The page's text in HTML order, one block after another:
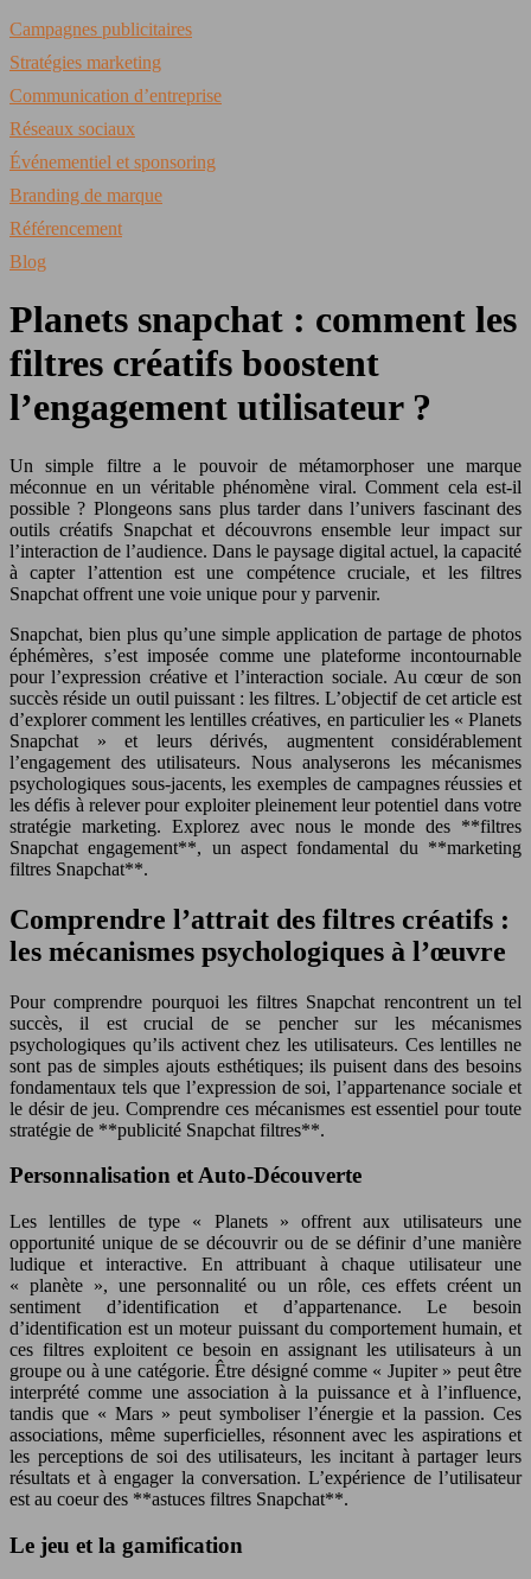
Campagnes publicitaires
Stratégies marketing
Communication d’entreprise
Réseaux sociaux
Événementiel et sponsoring
Branding de marque
Référencement
Blog
Planets snapchat : comment les
filtres créatifs boostent
l’engagement utilisateur ?
Un simple filtre a le pouvoir de métamorphoser une marque
méconnue en un véritable phénomène viral. Comment cela est-il
possible ? Plongeons sans plus tarder dans l’univers fascinant des
outils créatifs Snapchat et découvrons ensemble leur impact sur
l’interaction de l’audience. Dans le paysage digital actuel, la capacité
à capter l’attention est une compétence cruciale, et les filtres
Snapchat offrent une voie unique pour y parvenir.
Snapchat, bien plus qu’une simple application de partage de photos
éphémères, s’est imposée comme une plateforme incontournable
pour l’expression créative et l’interaction sociale. Au cœur de son
succès réside un outil puissant : les filtres. L’objectif de cet article est
d’explorer comment les lentilles créatives, en particulier les « Planets
Snapchat » et leurs dérivés, augmentent considérablement
l’engagement des utilisateurs. Nous analyserons les mécanismes
psychologiques sous-jacents, les exemples de campagnes réussies et
les défis à relever pour exploiter pleinement leur potentiel dans votre
stratégie marketing. Explorez avec nous le monde des **filtres
Snapchat engagement**, un aspect fondamental du **marketing
filtres Snapchat**.
Comprendre l’attrait des filtres créatifs :
les mécanismes psychologiques à l’œuvre
Pour comprendre pourquoi les filtres Snapchat rencontrent un tel
succès, il est crucial de se pencher sur les mécanismes
psychologiques qu’ils activent chez les utilisateurs. Ces lentilles ne
sont pas de simples ajouts esthétiques; ils puisent dans des besoins
fondamentaux tels que l’expression de soi, l’appartenance sociale et
le désir de jeu. Comprendre ces mécanismes est essentiel pour toute
stratégie de **publicité Snapchat filtres**.
Personnalisation et Auto-Découverte
Les lentilles de type « Planets » offrent aux utilisateurs une
opportunité unique de se découvrir ou de se définir d’une manière
ludique et interactive. En attribuant à chaque utilisateur une
« planète », une personnalité ou un rôle, ces effets créent un
sentiment d’identification et d’appartenance. Le besoin
d’identification est un moteur puissant du comportement humain, et
ces filtres exploitent ce besoin en assignant les utilisateurs à un
groupe ou à une catégorie. Être désigné comme « Jupiter » peut être
interprété comme une association à la puissance et à l’influence,
tandis que « Mars » peut symboliser l’énergie et la passion. Ces
associations, même superficielles, résonnent avec les aspirations et
les perceptions de soi des utilisateurs, les incitant à partager leurs
résultats et à engager la conversation. L’expérience de l’utilisateur
est au coeur des **astuces filtres Snapchat**.
Le jeu et la gamification